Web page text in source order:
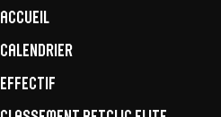
Accueil
Calendrier
Effectif